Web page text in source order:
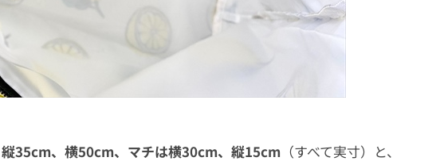
縦35cm、横50cm、マチは横30cm、縦15cm （すべて実寸）と、